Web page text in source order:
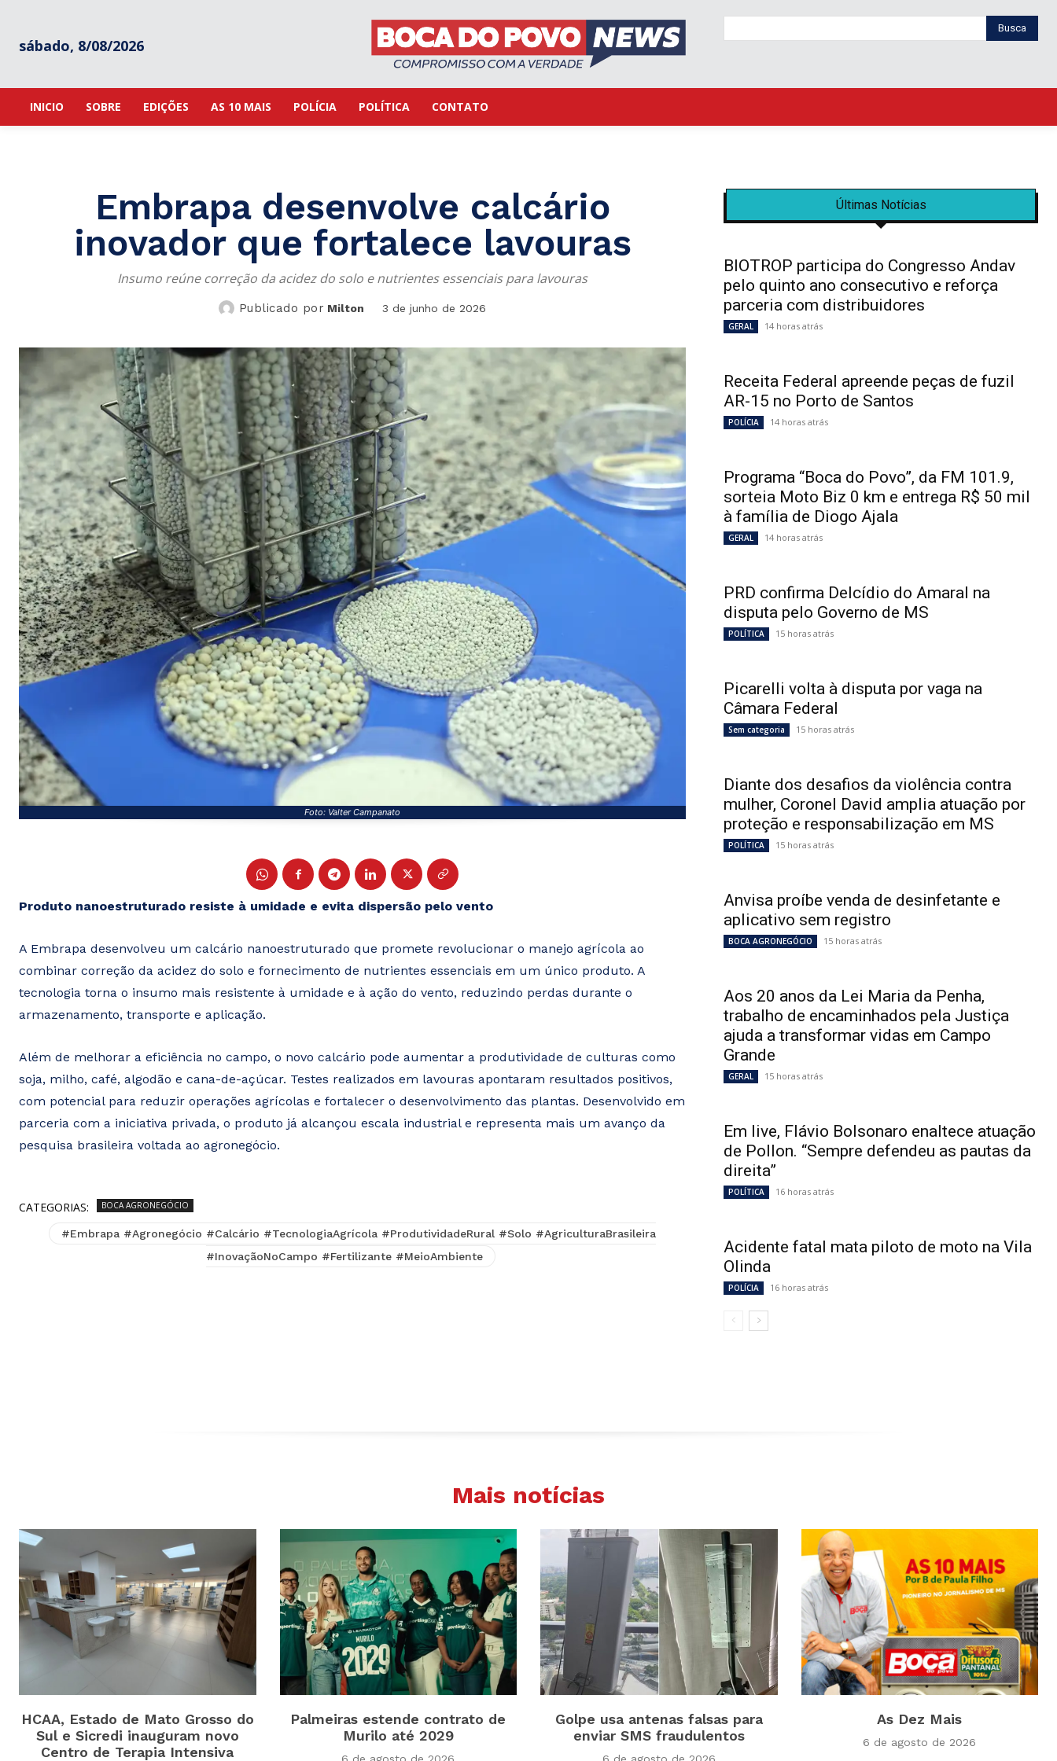
sábado, 8/08/2026
Busca
INICIO SOBRE EDIÇÕES AS 10 MAIS POLÍCIA POLÍTICA CONTATO
Embrapa desenvolve calcário
inovador que fortalece lavouras
Insumo reúne correção da acidez do solo e nutrientes essenciais para lavouras
Publicado por Milton 3 de junho de 2026
Foto: Valter Campanato
Produto nanoestruturado resiste à umidade e evita dispersão pelo vento
A Embrapa desenvolveu um calcário nanoestruturado que promete revolucionar o manejo agrícola ao
combinar correção da acidez do solo e fornecimento de nutrientes essenciais em um único produto. A
tecnologia torna o insumo mais resistente à umidade e à ação do vento, reduzindo perdas durante o
armazenamento, transporte e aplicação.
Além de melhorar a eficiência no campo, o novo calcário pode aumentar a produtividade de culturas como
soja, milho, café, algodão e cana-de-açúcar. Testes realizados em lavouras apontaram resultados positivos,
com potencial para reduzir operações agrícolas e fortalecer o desenvolvimento das plantas. Desenvolvido em
parceria com a iniciativa privada, o produto já alcançou escala industrial e representa mais um avanço da
pesquisa brasileira voltada ao agronegócio.
CATEGORIAS: BOCA AGRONEGÓCIO
#Embrapa #Agronegócio #Calcário #TecnologiaAgrícola #ProdutividadeRural #Solo #AgriculturaBrasileira
#InovaçãoNoCampo #Fertilizante #MeioAmbiente
Últimas Notícias
BIOTROP participa do Congresso Andav
pelo quinto ano consecutivo e reforça
parceria com distribuidores
GERAL 14 horas atrás
Receita Federal apreende peças de fuzil
AR-15 no Porto de Santos
POLÍCIA 14 horas atrás
Programa “Boca do Povo”, da FM 101.9,
sorteia Moto Biz 0 km e entrega R$ 50 mil
à família de Diogo Ajala
GERAL 14 horas atrás
PRD confirma Delcídio do Amaral na
disputa pelo Governo de MS
POLÍTICA 15 horas atrás
Picarelli volta à disputa por vaga na
Câmara Federal
Sem categoria 15 horas atrás
Diante dos desafios da violência contra
mulher, Coronel David amplia atuação por
proteção e responsabilização em MS
POLÍTICA 15 horas atrás
Anvisa proíbe venda de desinfetante e
aplicativo sem registro
BOCA AGRONEGÓCIO 15 horas atrás
Aos 20 anos da Lei Maria da Penha,
trabalho de encaminhados pela Justiça
ajuda a transformar vidas em Campo
Grande
GERAL 15 horas atrás
Em live, Flávio Bolsonaro enaltece atuação
de Pollon. “Sempre defendeu as pautas da
direita”
POLÍTICA 16 horas atrás
Acidente fatal mata piloto de moto na Vila
Olinda
POLÍCIA 16 horas atrás
Mais notícias
HCAA, Estado de Mato Grosso do
Sul e Sicredi inauguram novo
Centro de Terapia Intensiva
Palmeiras estende contrato de
Murilo até 2029
Golpe usa antenas falsas para
enviar SMS fraudulentos
As Dez Mais
6 de agosto de 2026